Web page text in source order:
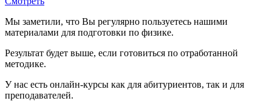
Мы заметили, что Вы регулярно пользуетесь нашими
материалами для подготовки по физике.
Результат будет выше, если готовиться по отработанной
методике.
У нас есть онлайн-курсы как для абитуриентов, так и для
преподавателей.